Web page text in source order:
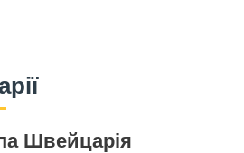
Швейцарія